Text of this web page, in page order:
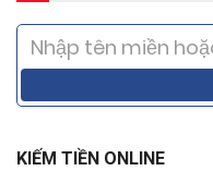
KIẾM TIỀN ONLINE